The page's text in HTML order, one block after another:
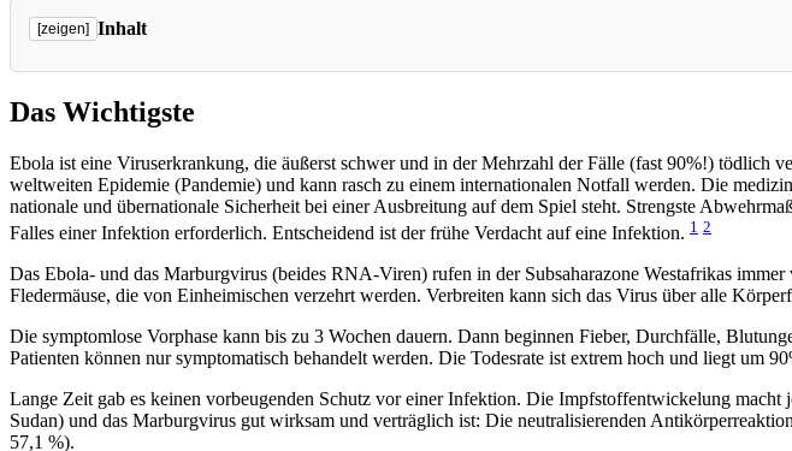
[zeigen] Inhalt
Das Wichtigste
Ebola ist eine Viruserkrankung, die äußerst schwer und in der Mehrzahl der Fälle (fast 90%!) tödlich
weltweiten Epidemie (Pandemie) und kann rasch zu einem internationalen Notfall werden. Die
nationale und übernationale Sicherheit bei einer Ausbreitung auf dem Spiel steht. Strengste
Falles einer Infektion erforderlich. Entscheidend ist der frühe Verdacht auf eine Infektion. 1 2
Das Ebola- und das Marburgvirus (beides RNA-Viren) rufen in der Subsaharazone Westafrikas
Fledermäuse, die von Einheimischen verzehrt werden. Verbreiten kann sich das Virus über alle
Die symptomlose Vorphase kann bis zu 3 Wochen dauern. Dann beginnen Fieber, Durchfälle,
Patienten können nur symptomatisch behandelt werden. Die Todesrate ist extrem hoch und liegt um
Lange Zeit gab es keinen vorbeugenden Schutz vor einer Infektion. Die Impfstoffentwickelung
Sudan) und das Marburgvirus gut wirksam und verträglich ist: Die neutralisierenden
57,1 %).